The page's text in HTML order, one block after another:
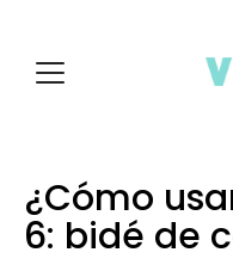
contenido
¿Cómo
6: bidé de